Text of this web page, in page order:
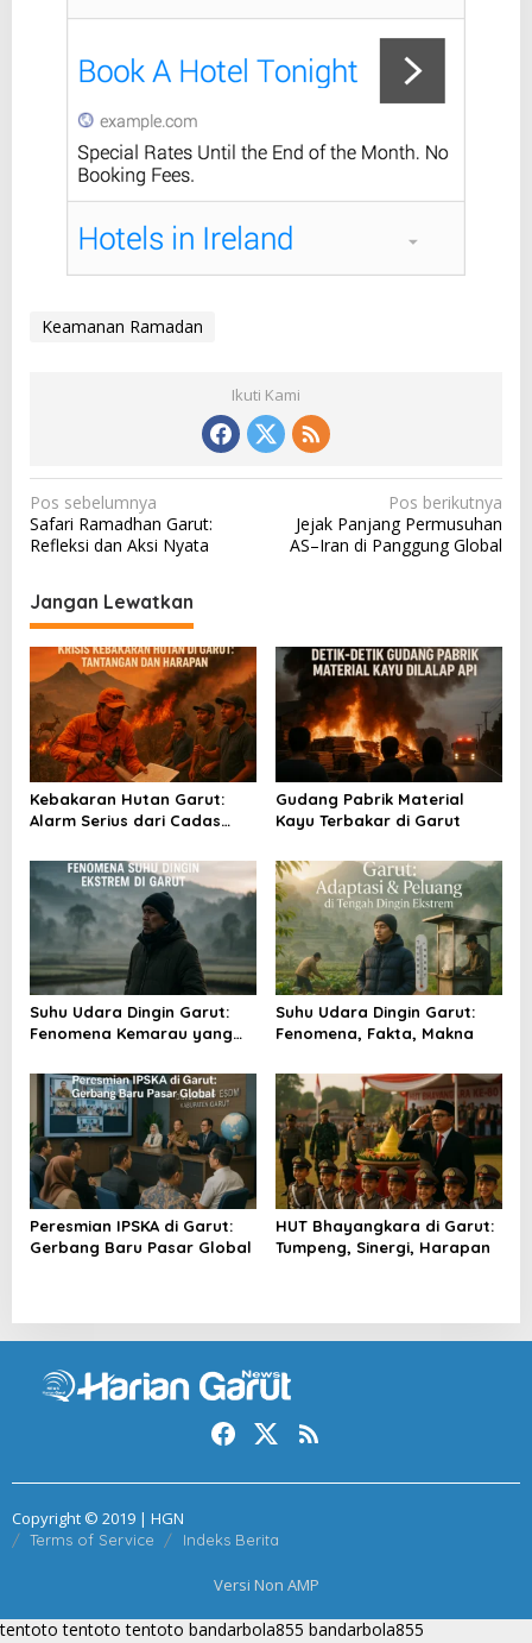
Keamanan Ramadan
Ikuti Kami
N
a
i
g
a
s
i
p
o
s
Pos sebelumnya
Safari Ramadhan Garut:
Refleksi dan Aksi Nyata
Pos berikutnya
Jejak Panjang Permusuhan
AS–Iran di Panggung Global
Jangan Lewatkan
Kebakaran Hutan Garut:
Alarm Serius dari Cadas
Gudang Pabrik Material
Kayu Terbakar di Garut
Suhu Udara Dingin Garut:
Fenomena Kemarau yang
Suhu Udara Dingin Garut:
Fenomena, Fakta, Makna
Peresmian IPSKA di Garut:
Gerbang Baru Pasar Global
HUT Bhayangkara di Garut:
Tumpeng, Sinergi, Harapan
Copyright © 2019 | HGN
Terms of Service Indeks Berita
Versi Non AMP
tentoto tentoto tentoto bandarbola855 bandarbola855